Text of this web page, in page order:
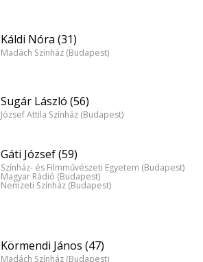
Káldi Nóra (31)
Madách Színház (Budapest)
Sugár László (56)
József Attila Színház (Budapest)
Gáti József (59)
Színház- és Filmművészeti Egyetem (Budapest)
Magyar Rádió (Budapest)
Nemzeti Színház (Budapest)
Körmendi János (47)
Madách Színház (Budapest)